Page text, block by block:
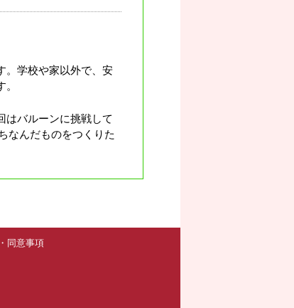
。学校や家以外で、安
はバルーンに挑戦して
なんだものをつくりた
同意事項